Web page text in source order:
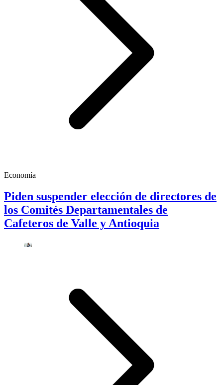
Economía
Piden suspender elección de directores de
los Comités Departamentales de
Cafeteros de Valle y Antioquia